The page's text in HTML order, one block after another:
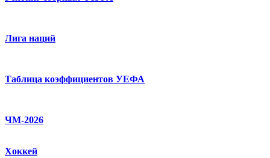
Лига наций
Таблица коэффициентов УЕФА
ЧМ-2026
Хоккей